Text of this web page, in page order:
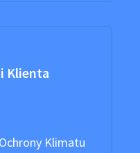
Klienta
Klimatu